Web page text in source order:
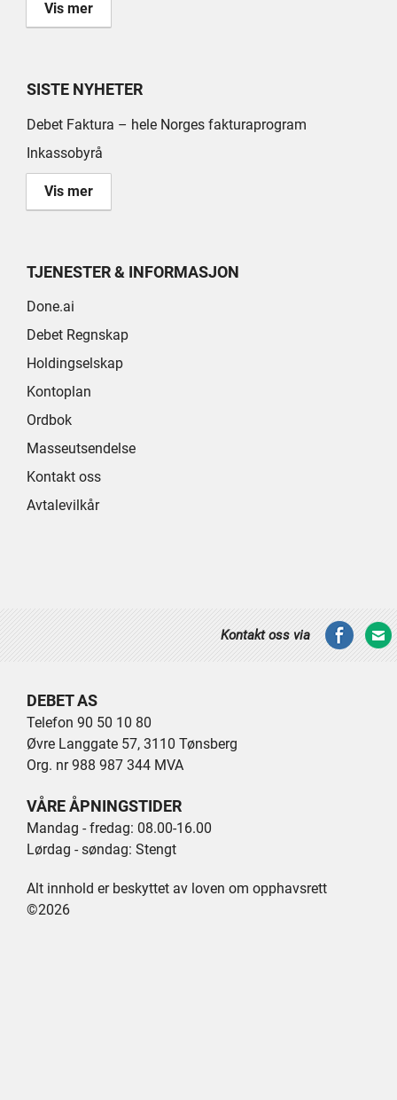
Vis mer
SISTE NYHETER
Debet Faktura – hele Norges fakturaprogram
Inkassobyrå
Vis mer
TJENESTER & INFORMASJON
Done.ai
Debet Regnskap
Holdingselskap
Kontoplan
Ordbok
Masseutsendelse
Kontakt oss
Avtalevilkår
Kontakt oss via
DEBET AS
Telefon 90 50 10 80
Øvre Langgate 57, 3110 Tønsberg
Org. nr 988 987 344 MVA
VÅRE ÅPNINGSTIDER
Mandag - fredag: 08.00-16.00
Lørdag - søndag: Stengt
Alt innhold er beskyttet av loven om opphavsrett
©2026